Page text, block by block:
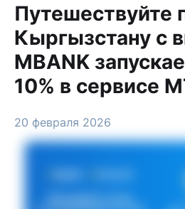
Путешествуйте
Кыргызстану с
MBANK
10% в сервисе
20 февраля 2026